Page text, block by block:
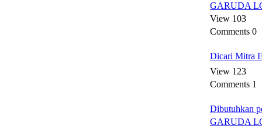
GARUDA
View 103
Comments 0
Dicari Mitra
View 123
Comments 1
Dibutuhkan
GARUDA